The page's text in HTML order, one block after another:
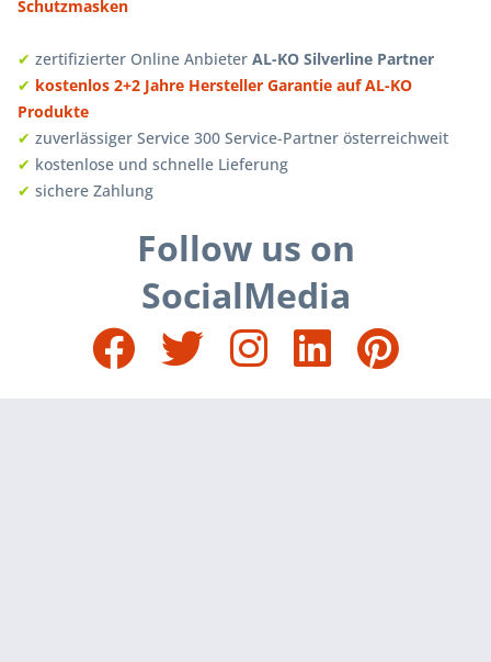
Schutzmasken
✔ zertifizierter Online Anbieter AL-KO Silverline Partner
✔ kostenlos 2+2 Jahre Hersteller Garantie auf AL-KO
Produkte
✔ zuverlässiger Service 300 Service-Partner österreichweit
✔ kostenlose und schnelle Lieferung
✔ sichere Zahlung
Follow us on
SocialMedia